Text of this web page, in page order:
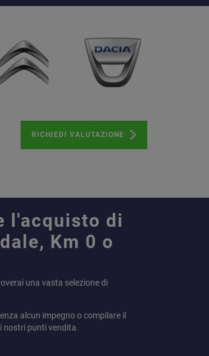
RICHIEDI VALUTAZIONE
l'acquisto di
Km 0 o
una vasta selezione di
alcun impegno o compilare il
nostri punti vendita.